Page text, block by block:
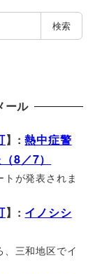
検索
ール
】:熱中症警
8／7）
が発表されま
】: イノシシ
三和地区でイ